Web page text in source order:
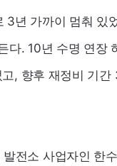
3년 가까이 멈춰 있
다. 10년 수명 연장
, 향후 재정비 기
전소 사업자인 한